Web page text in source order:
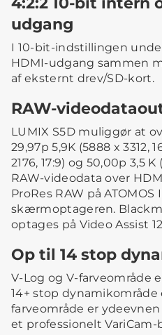
udgang
I 10-bit-indstillingen
HDMI-udgang sammen
af eksternt drev/SD-kort.
RAW-
LUMIX S5D muliggør at
29,97p 5,9K (5888 x 3312,
2176, 17:9) og 50,00p 3,5
RAW-videodata over
ProRes RAW på ATOMOS
skærmoptageren.
optages på Video Assist
Op til 14 stop
V-Log og V-farveområde
14+ stop
farveområde er
et professionelt VariCam-